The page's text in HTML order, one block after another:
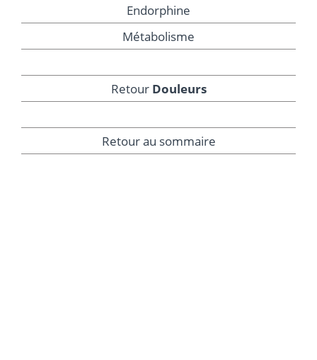
Endorphine
Métabolisme
Retour Douleurs
Retour au sommaire